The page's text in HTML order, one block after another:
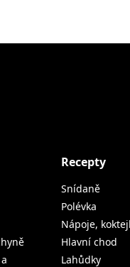
Recepty
Snídaně
Polévka
Nápoje,
Hlavní chod
Lahůdky